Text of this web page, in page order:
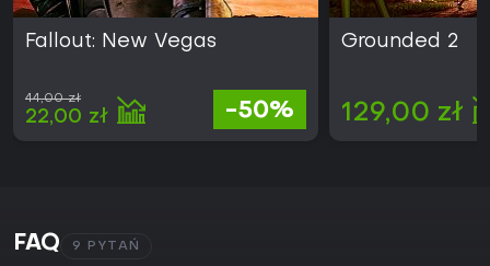
Fallout: New Vegas
44,00 zł
22,00 zł -50%
Grounded 2
129,00 zł
FAQ 9 PYTAŃ